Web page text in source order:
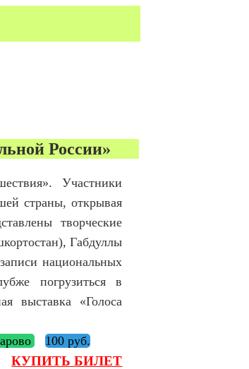
России»
Участники
страны, открывая
творческие
Габдуллы
национальных
погрузиться в
выставка «Голоса
100 руб.
КУПИТЬБИЛЕТ